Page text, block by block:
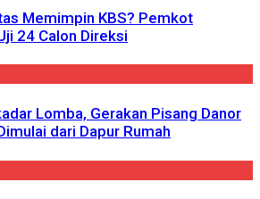
Memimpin KBS? Pemkot
24 Calon Direksi
Lomba, Gerakan Pisang Danor
dari Dapur Rumah